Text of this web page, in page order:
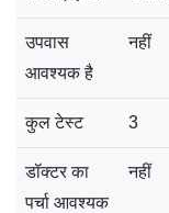
उपवास
आवश्यक है
नहीं
कुल टेस्ट 3
डॉक्टर का
पर्चा आवश्यक
नहीं